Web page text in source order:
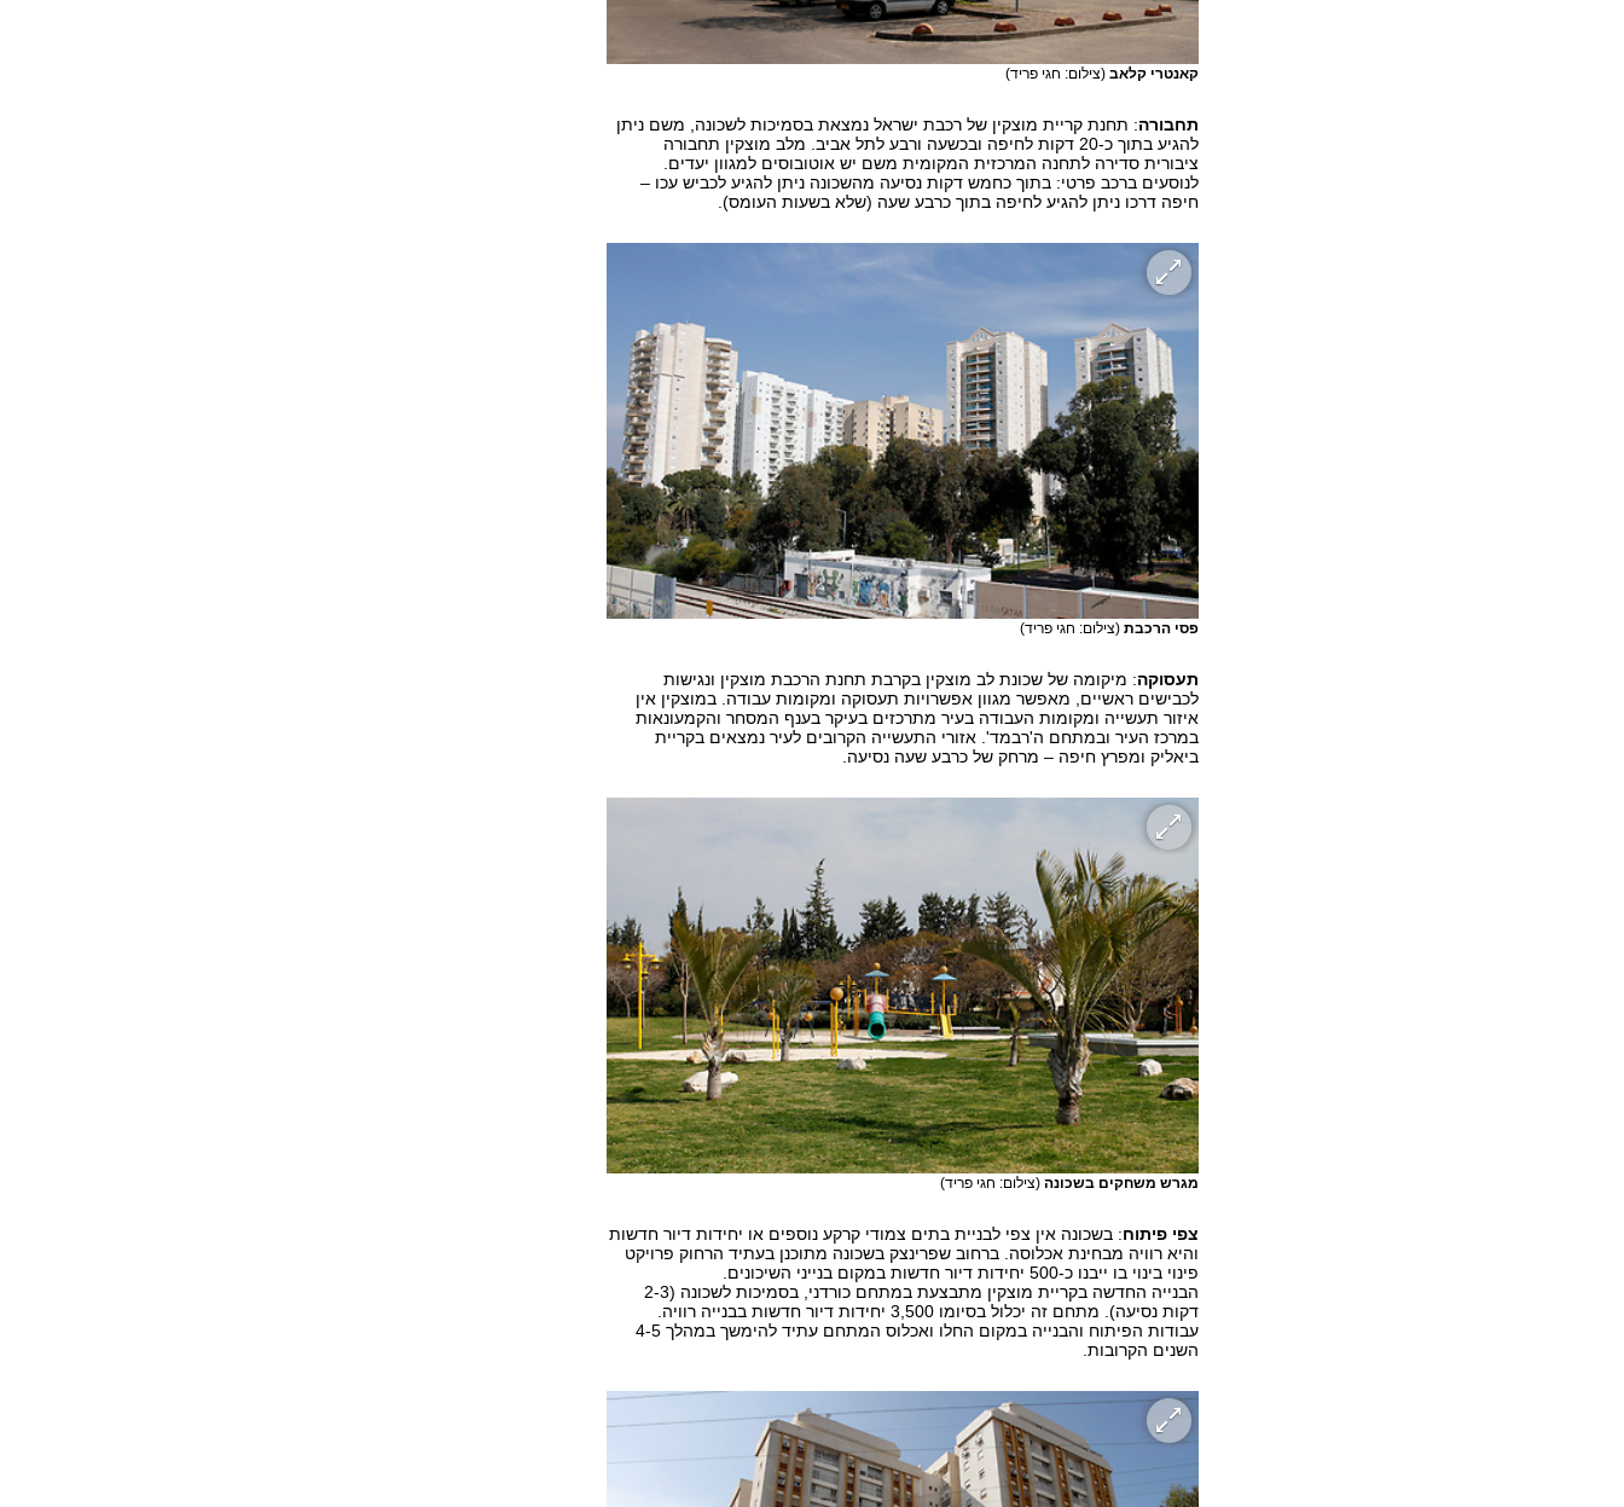
קאנטרי קלאב (צילום: חגי פריד)
תחבורה: תחנת קריית מוצקין של רכבת ישראל נמצאת בסמיכות לשכונה, משם ניתן
להגיע בתוך כ-20 דקות לחיפה ובכשעה ורבע לתל אביב. מלב מוצקין תחבורה
ציבורית סדירה לתחנה המרכזית המקומית משם יש אוטובוסים למגוון יעדים.
לנוסעים ברכב פרטי: בתוך כחמש דקות נסיעה מהשכונה ניתן להגיע לכביש עכו –
חיפה דרכו ניתן להגיע לחיפה בתוך כרבע שעה (שלא בשעות העומס).
פסי הרכבת (צילום: חגי פריד)
תעסוקה: מיקומה של שכונת לב מוצקין בקרבת תחנת הרכבת מוצקין ונגישות
לכבישים ראשיים, מאפשר מגוון אפשרויות תעסוקה ומקומות עבודה. במוצקין אין
איזור תעשייה ומקומות העבודה בעיר מתרכזים בעיקר בענף המסחר והקמעונאות
במרכז העיר ובמתחם ה'רבמד'. אזורי התעשייה הקרובים לעיר נמצאים בקריית
ביאליק ומפרץ חיפה – מרחק של כרבע שעה נסיעה.
מגרש משחקים בשכונה (צילום: חגי פריד)
צפי פיתוח: בשכונה אין צפי לבניית בתים צמודי קרקע נוספים או יחידות דיור חדשות
והיא רוויה מבחינת אכלוסה. ברחוב שפרינצק בשכונה מתוכנן בעתיד הרחוק פרויקט
פינוי בינוי בו ייבנו כ-500 יחידות דיור חדשות במקום בנייני השיכונים.
הבנייה החדשה בקריית מוצקין מתבצעת במתחם כורדני, בסמיכות לשכונה (2-3
דקות נסיעה). מתחם זה יכלול בסיומו 3,500 יחידות דיור חדשות בבנייה רוויה.
עבודות הפיתוח והבנייה במקום החלו ואכלוס המתחם עתיד להימשך במהלך 4-5
השנים הקרובות.